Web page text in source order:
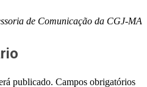
de Comunicação da CGJ-MA
publicado. Campos obrigatórios